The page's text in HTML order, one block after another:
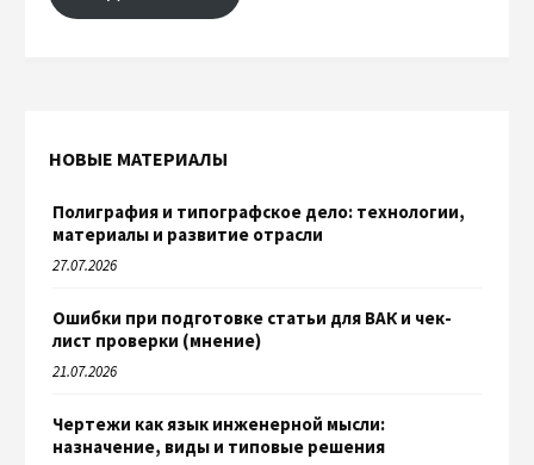
НОВЫЕ МАТЕРИАЛЫ
Полиграфия и типографское дело: технологии,
материалы и развитие отрасли
27.07.2026
Ошибки при подготовке статьи для ВАК и чек-
лист проверки (мнение)
21.07.2026
Чертежи как язык инженерной мысли:
назначение, виды и типовые решения